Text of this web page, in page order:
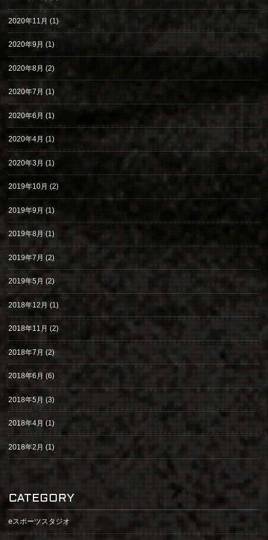
2020年11月(1)
2020年9月 (1)
2020年8月 (2)
2020年7月(1)
2020年6月(1)
2020年4月 (1)
2020年3月 (1)
2019年10月 (2)
2019年9月 (1)
2019年8月(1)
2019年7月(2)
2019年5月(2)
2018年12月(1)
2018年11月 (2)
2018年7月(2)
2018年6月(6)
2018年5月(3)
2018年4月(1)
2018年2月(1)
CATEGORY
eスポーツスタジオ